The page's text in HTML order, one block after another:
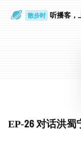
散步时 听播客，
EP-26 对话洪蜀